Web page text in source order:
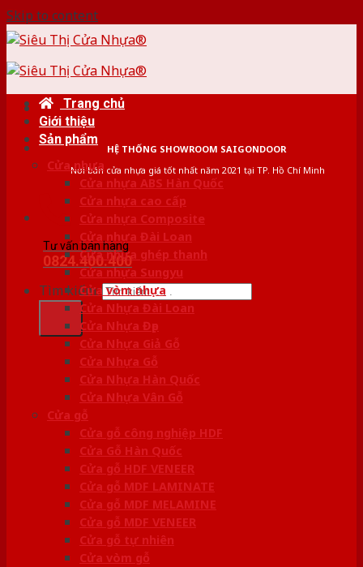
Skip to content
HỆ THỐNG SHOWROOM SAIGONDOOR
Nơi bán cửa nhựa giá tốt nhất năm 2021 tại TP. Hồ Chí Minh
Tư vấn bán hàng
0824.400.400
Tìm kiếm:
Trang chủ
Giới thiệu
Sản phẩm
Cửa nhựa
Cửa nhựa ABS Hàn Quốc
Cửa nhựa cao cấp
Cửa nhựa Composite
Cửa nhựa Đài Loan
Cửa nhựa ghép thanh
Cửa nhựa Sungyu
Cửa vòm nhựa
Cửa Nhựa Đài Loan
Cửa Nhựa Đẹp
Cửa Nhựa Giả Gỗ
Cửa Nhựa Gỗ
Cửa Nhựa Hàn Quốc
Cửa Nhựa Vân Gỗ
Cửa gỗ
Cửa gỗ công nghiệp HDF
Cửa Gỗ Hàn Quốc
Cửa gỗ HDF VENEER
Cửa gỗ MDF LAMINATE
Cửa gỗ MDF MELAMINE
Cửa gỗ MDF VENEER
Cửa gỗ tự nhiên
Cửa vòm gỗ